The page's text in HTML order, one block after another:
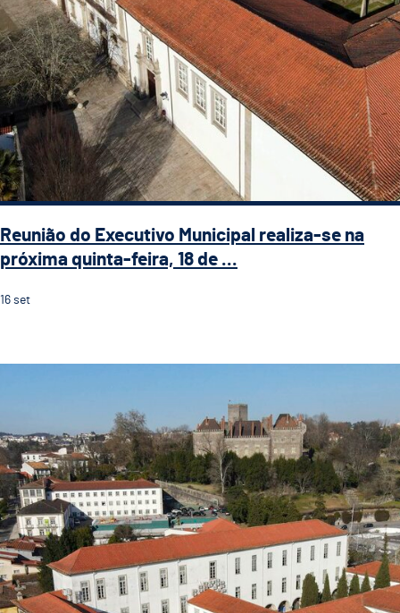
Reunião do Executivo Municipal realiza-se na
próxima quinta-feira, 18 de ...
16 set